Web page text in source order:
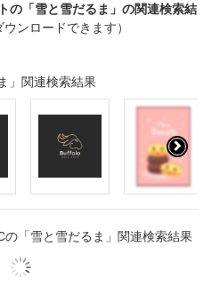
の「雪と雪だるま」の関連検索結
ンロードできます）
」関連検索結果
の「雪と雪だるま」関連検索結果